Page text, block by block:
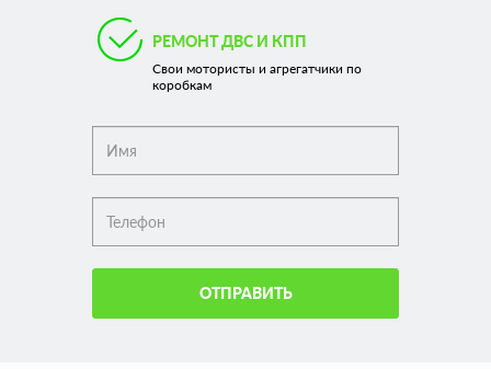
РЕМОНТ ДВС И КПП
Свои мотористы и агрегатчики по
коробкам
ОТПРАВИТЬ